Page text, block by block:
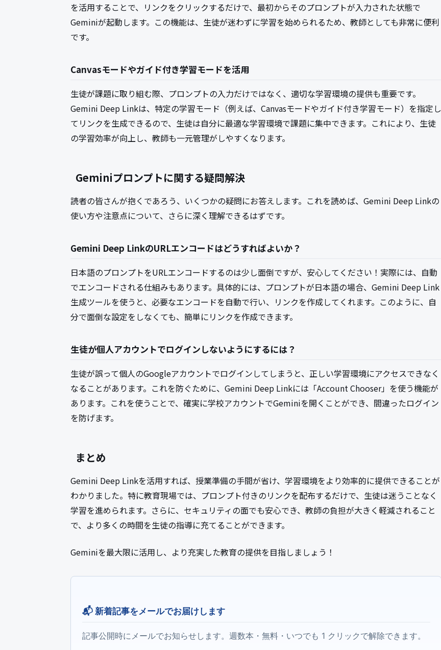
を活用することで、リンクをクリックするだけで、最初からそのプロンプトが入力された状態で
Geminiが起動します。この機能は、生徒が迷わずに学習を始められるため、教師としても非常に便利
です。
Canvasモードやガイド付き学習モードを活用
生徒が課題に取り組む際、プロンプトの入力だけではなく、適切な学習環境の提供も重要です。
Gemini Deep Linkは、特定の学習モード（例えば、Canvasモードやガイド付き学習モード）を指定し
てリンクを生成できるので、生徒は自分に最適な学習環境で課題に集中できます。これにより、生徒
の学習効率が向上し、教師も一元管理がしやすくなります。
Geminiプロンプトに関する疑問解決
読者の皆さんが抱くであろう、いくつかの疑問にお答えします。これを読めば、Gemini Deep Linkの
使い方や注意点について、さらに深く理解できるはずです。
Gemini Deep LinkのURLエンコードはどうすればよいか？
日本語のプロンプトをURLエンコードするのは少し面倒ですが、安心してください！実際には、自動
でエンコードされる仕組みもあります。具体的には、プロンプトが日本語の場合、Gemini Deep Link
生成ツールを使うと、必要なエンコードを自動で行い、リンクを作成してくれます。このように、自
分で面倒な設定をしなくても、簡単にリンクを作成できます。
生徒が個人アカウントでログインしないようにするには？
生徒が誤って個人のGoogleアカウントでログインしてしまうと、正しい学習環境にアクセスできなく
なることがあります。これを防ぐために、Gemini Deep Linkには「Account Chooser」を使う機能が
あります。これを使うことで、確実に学校アカウントでGeminiを開くことができ、間違ったログイン
を防げます。
まとめ
Gemini Deep Linkを活用すれば、授業準備の手間が省け、学習環境をより効率的に提供できることが
わかりました。特に教育現場では、プロンプト付きのリンクを配布するだけで、生徒は迷うことなく
学習を進められます。さらに、セキュリティの面でも安心でき、教師の負担が大きく軽減されること
で、より多くの時間を生徒の指導に充てることができます。
Geminiを最大限に活用し、より充実した教育の提供を目指しましょう！
📬 新着記事をメールでお届けします
記事公開時にメールでお知らせします。週数本・無料・いつでも 1 クリックで解除できます。